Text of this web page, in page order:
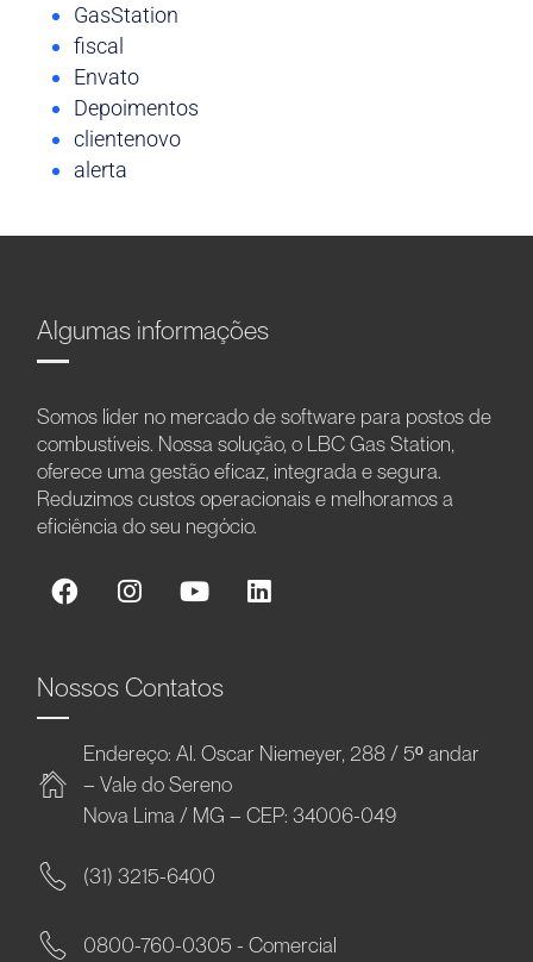
GasStation
fiscal
Envato
Depoimentos
clientenovo
alerta
Algumas informações
Somos líder no mercado de software para postos de
combustíveis. Nossa solução, o LBC Gas Station,
oferece uma gestão eficaz, integrada e segura.
Reduzimos custos operacionais e melhoramos a
eficiência do seu negócio.
Nossos Contatos
Endereço: Al. Oscar Niemeyer, 288 / 5º andar
– Vale do Sereno
Nova Lima / MG – CEP: 34006-049
(31) 3215-6400
0800-760-0305 - Comercial